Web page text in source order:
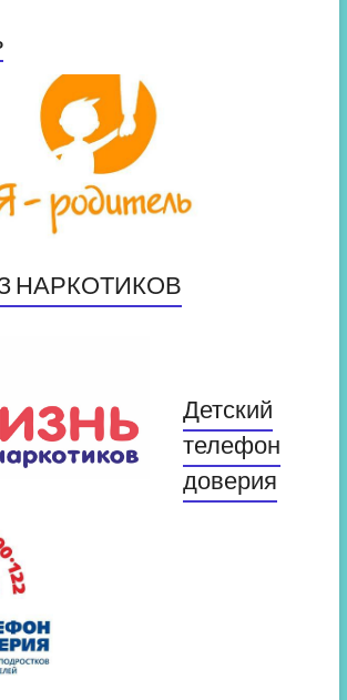
НАРКОТИКОВ
Детский
телефон
доверия